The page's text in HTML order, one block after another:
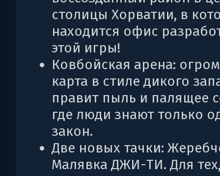
столицы Хорватии, в
находится офис
этой игры!
Ковбойская арена:
карта в стиле дикого
правит пыль и палящее
где люди знают только
закон.
Две новых тачки:
Малявка ДЖИ-ТИ. Для